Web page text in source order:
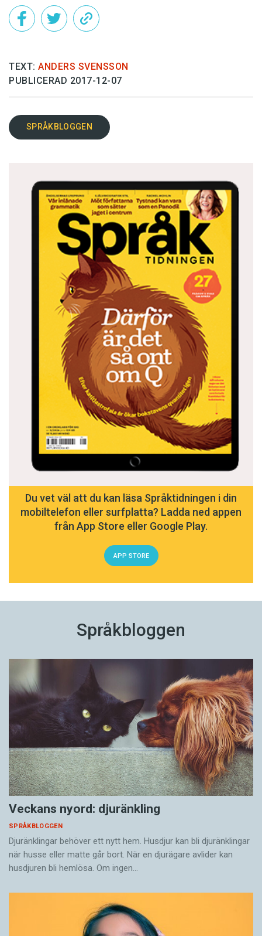
TEXT: ANDERS SVENSSON
PUBLICERAD 2017-12-07
SPRÅKBLOGGEN
Du vet väl att du kan läsa Språktidningen i din
mobiltelefon eller surfplatta? Ladda ned appen
från App Store eller Google Play.
APP STORE
Språkbloggen
Veckans nyord: djuränkling
SPRÅKBLOGGEN
Djuränklingar behöver ett nytt hem. Husdjur kan bli djuränklingar
när husse eller matte går bort. När en djurägare avlider kan
husdjuren bli hemlösa. Om ingen…